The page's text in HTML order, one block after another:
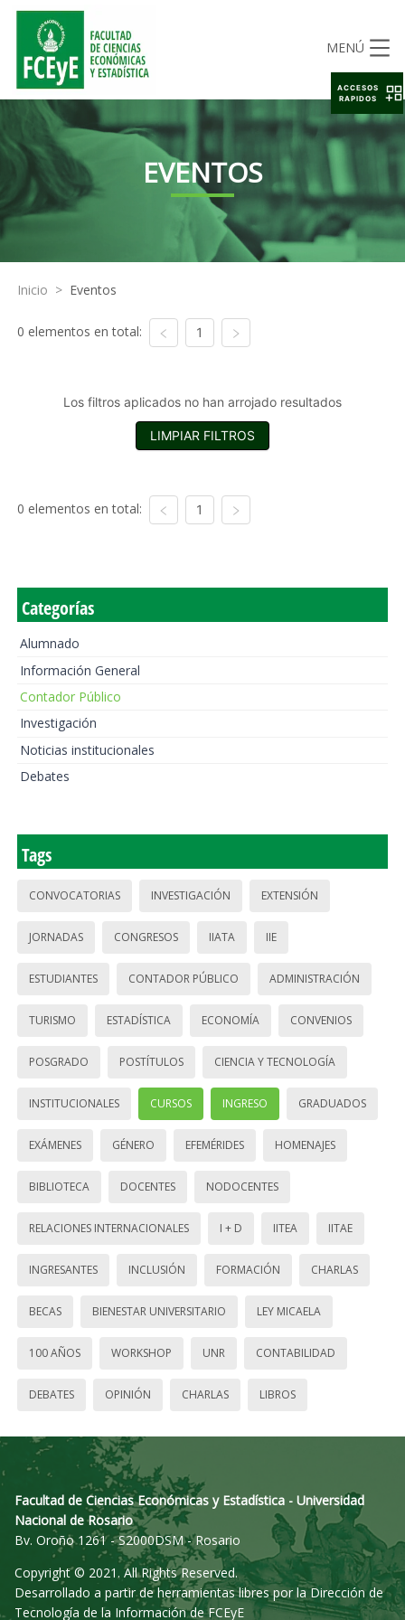
MENÚ
EVENTOS
Inicio > Eventos
0 elementos en total: 1
Los filtros aplicados no han arrojado resultados
LIMPIAR FILTROS
0 elementos en total: 1
Categorías
Alumnado
Información General
Contador Público
Investigación
Noticias institucionales
Debates
Tags
CONVOCATORIAS INVESTIGACIÓN EXTENSIÓN
JORNADAS CONGRESOS IIATA IIE
ESTUDIANTES CONTADOR PÚBLICO ADMINISTRACIÓN
TURISMO ESTADÍSTICA ECONOMÍA CONVENIOS
POSGRADO POSTÍTULOS CIENCIA Y TECNOLOGÍA
INSTITUCIONALES CURSOS INGRESO GRADUADOS
EXÁMENES GÉNERO EFEMÉRIDES HOMENAJES
BIBLIOTECA DOCENTES NODOCENTES
RELACIONES INTERNACIONALES I + D IITEA IITAE
INGRESANTES INCLUSIÓN FORMACIÓN CHARLAS
BECAS BIENESTAR UNIVERSITARIO LEY MICAELA
100 AÑOS WORKSHOP UNR CONTABILIDAD
DEBATES OPINIÓN CHARLAS LIBROS
Facultad de Ciencias Económicas y Estadística - Universidad
Nacional de Rosario
Bv. Oroño 1261 - S2000DSM - Rosario
Copyright © 2021. All Rights Reserved.
Desarrollado a partir de herramientas libres por la Dirección de
Tecnología de la Información de FCEyE
ACCESOS
RAPIDOS